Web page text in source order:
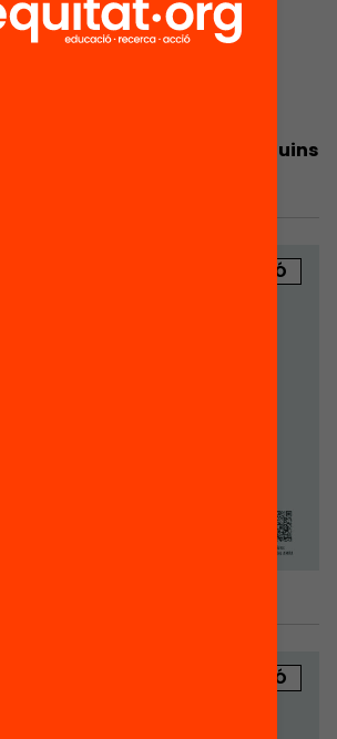
pares entren a l’escola i quins
PUBLICACIÓ
PUBLICACIÓ